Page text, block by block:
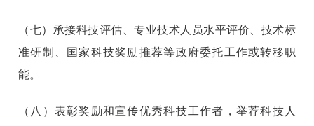
（七）承接科技评估、专业技术人员水平评价、技术标
准研制、国家科技奖励推荐等政府委托工作或转移职
能。
（八）表彰奖励和宣传优秀科技工作者，举荐科技人